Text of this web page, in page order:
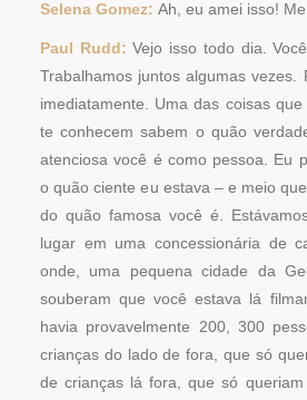
Selena Gomez: Ah, eu amei isso!
Paul Rudd: Vejo isso todo dia.
Trabalhamos juntos algumas vezes.
imediatamente. Uma das coisas
te conhecem sabem o quão
atenciosa você é como pessoa. Eu
o quão ciente eu estava – e meio
do quão famosa você é.
lugar em uma concessionária de
onde, uma pequena cidade da
souberam que você estava lá
havia provavelmente 200, 300
crianças do lado de fora, que só
de crianças lá fora, que só